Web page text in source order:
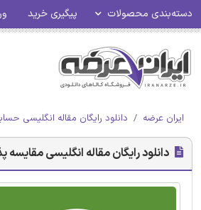
دسته‌بندی محصولات پیگیری خرید
ایران عرضه دانلود رایگان مقاله انگلیسی
دانلود رایگان مقاله انگلیسی